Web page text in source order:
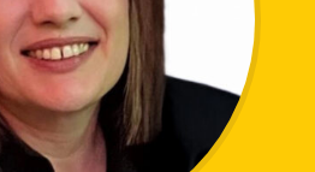
poslovnom strategijom i
aktivnosti na provođenju
Osiguranja d.d. Sarajevo, koji
poslovne procese u Društvu,
i projekte koji se
Grupe.